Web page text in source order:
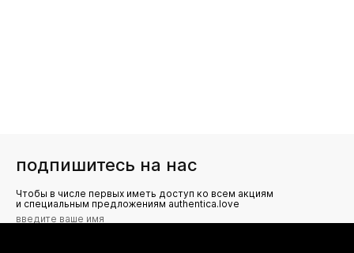
подпишитесь на нас
Чтобы в числе первых иметь доступ ко всем акциям
и специальным предложениям authentica.love